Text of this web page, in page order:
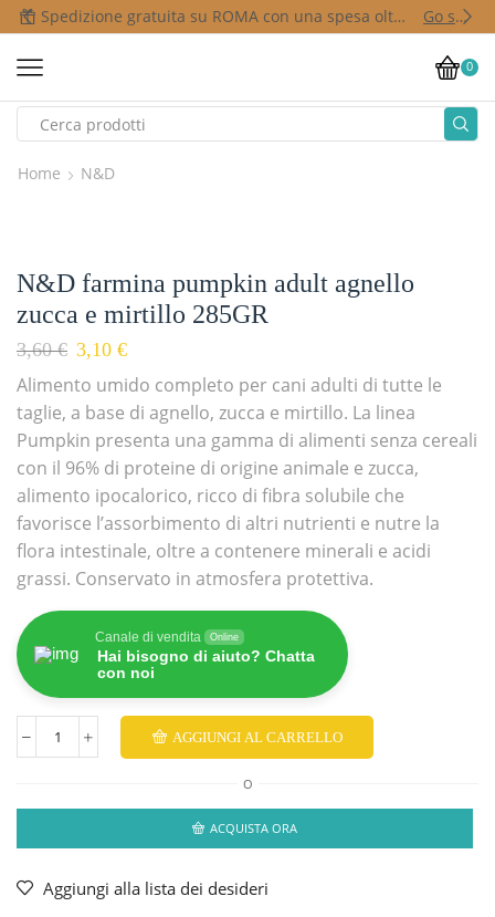
Spedizione gratuita su ROMA con una spesa oltre i 50,00 € Go shop
0
Home N&D
N&D farmina pumpkin adult agnello
zucca e mirtillo 285GR
3,60€ 3,10 €
Alimento umido completo per cani adulti di tutte le
taglie, a base di agnello, zucca e mirtillo. La linea
Pumpkin presenta una gamma di alimenti senza cereali
con il 96% di proteine di origine animale e zucca,
alimento ipocalorico, ricco di fibra solubile che
favorisce l’assorbimento di altri nutrienti e nutre la
flora intestinale, oltre a contenere minerali e acidi
grassi. Conservato in atmosfera protettiva.
Canale di vendita Online
Hai bisogno di aiuto? Chatta
con noi
AGGIUNGI AL CARRELLO
O
ACQUISTA ORA
Aggiungi alla lista dei desideri